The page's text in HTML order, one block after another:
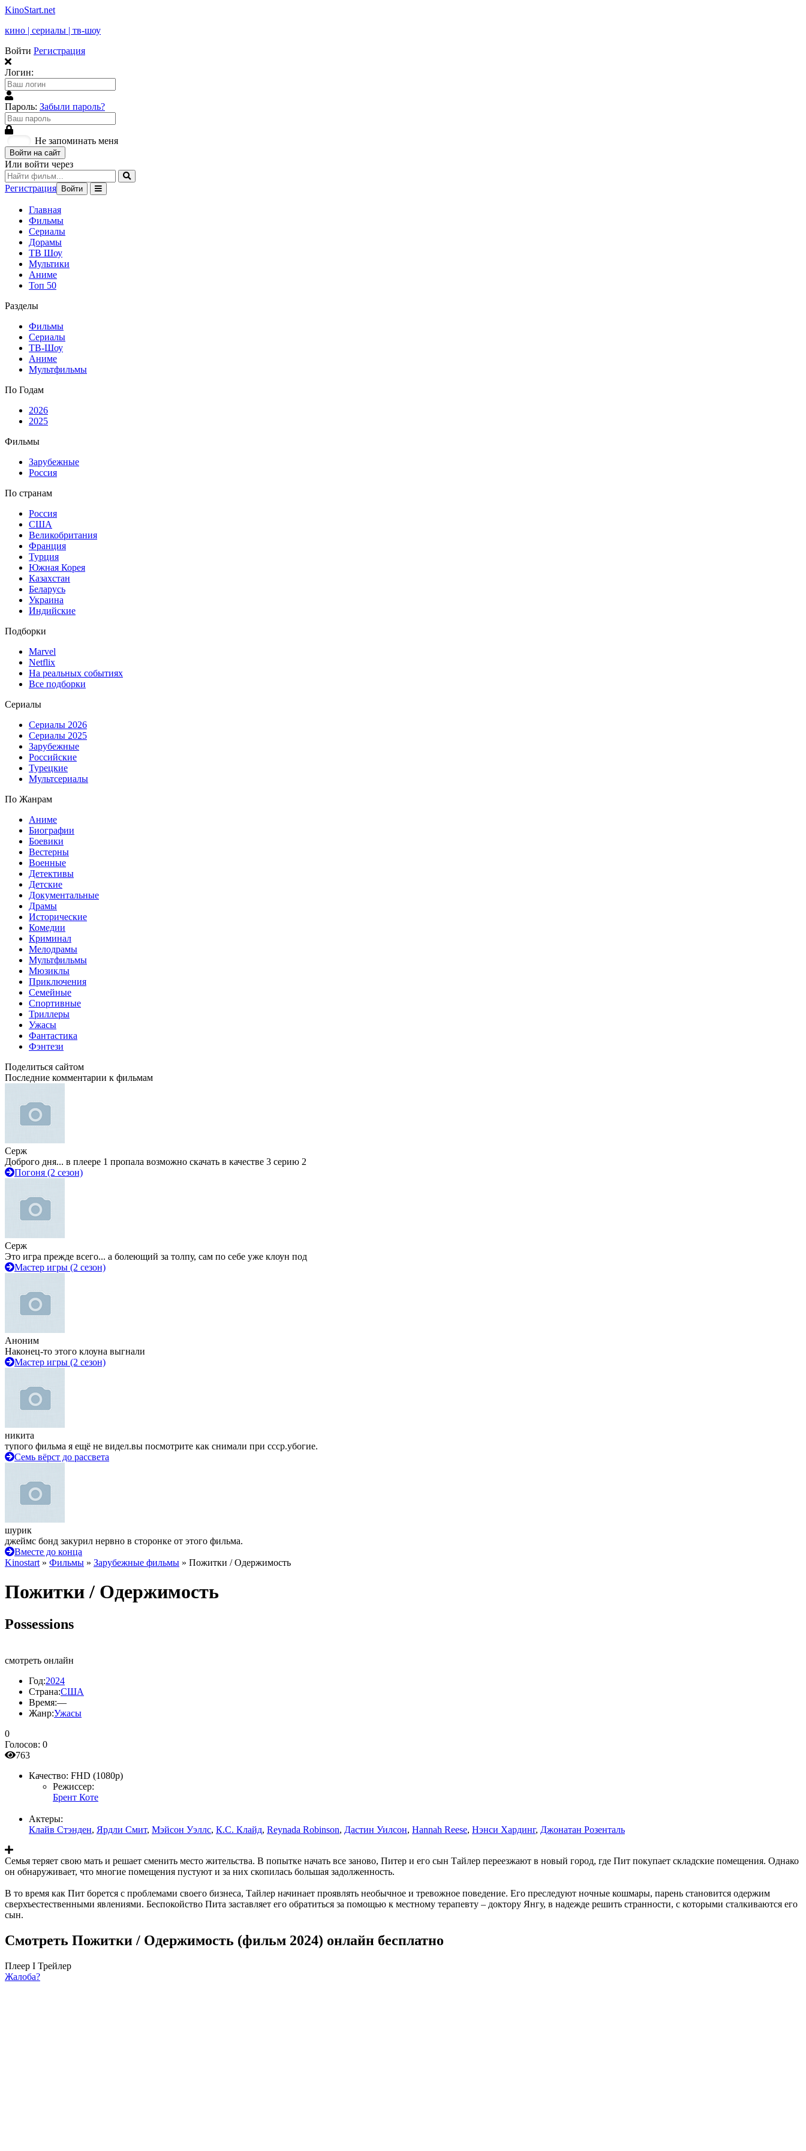
KinoStart.net
кино | сериалы | тв-шоу
Войти Регистрация
Логин:
Пароль: Забыли пароль?
Не запоминать меня
Войти на сайт
Или войти через
Регистрация Войти
Главная
Фильмы
Сериалы
Дорамы
ТВ Шоу
Мультики
Аниме
Топ 50
Разделы
Фильмы
Сериалы
ТВ-Шоу
Аниме
Мультфильмы
По Годам
2026
2025
Фильмы
Зарубежные
Россия
По странам
Россия
США
Великобритания
Франция
Турция
Южная Корея
Казахстан
Беларусь
Украина
Индийские
Подборки
Marvel
Netflix
На реальных событиях
Все подборки
Сериалы
Сериалы 2026
Сериалы 2025
Зарубежные
Российские
Турецкие
Мультсериалы
По Жанрам
Аниме
Биографии
Боевики
Вестерны
Военные
Детективы
Детские
Документальные
Драмы
Исторические
Комедии
Криминал
Мелодрамы
Мультфильмы
Мюзиклы
Приключения
Семейные
Спортивные
Триллеры
Ужасы
Фантастика
Фэнтези
Поделиться сайтом
Последние комментарии к фильмам
Серж
Доброго дня... в плеере 1 пропала возможно скачать в качестве 3 серию 2
Погоня (2 сезон)
Серж
Это игра прежде всего... а болеющий за толпу, сам по себе уже клоун под
Мастер игры (2 сезон)
Аноним
Наконец-то этого клоуна выгнали
Мастер игры (2 сезон)
никита
тупого фильма я ещё не видел.вы посмотрите как снимали при ссср.убогие.
Семь вёрст до рассвета
шурик
джеймс бонд закурил нервно в сторонке от этого фильма.
Вместе до конца
Kinostart » Фильмы » Зарубежные фильмы » Пожитки / Одержимость
Пожитки / Одержимость
Possessions
смотреть онлайн
Год:2024
Страна:США
Время:—
Жанр:Ужасы
0
Голосов: 0
763
Качество: FHD (1080p)
Режиссер:
Брент Коте
Актеры:
Клайв Стэнден, Ярдли Смит, Мэйсон Уэллс, К.С. Клайд, Reynada Robinson, Дастин Уилсон, Hannah Reese, Нэнси Хардинг, Джонатан Розенталь
Семья теряет свою мать и решает сменить место жительства. В попытке начать все заново, Питер и его сын Тайлер переезжают в новый город, где Пит покупает складские помещения. Однако
он обнаруживает, что многие помещения пустуют и за них скопилась большая задолженность.
В то время как Пит борется с проблемами своего бизнеса, Тайлер начинает проявлять необычное и тревожное поведение. Его преследуют ночные кошмары, парень становится одержим
сверхъестественными явлениями. Беспокойство Пита заставляет его обратиться за помощью к местному терапевту – доктору Янгу, в надежде решить странности, с которыми сталкиваются его
сын.
Смотреть Пожитки / Одержимость (фильм 2024) онлайн бесплатно
Плеер I Трейлер
Жалоба?